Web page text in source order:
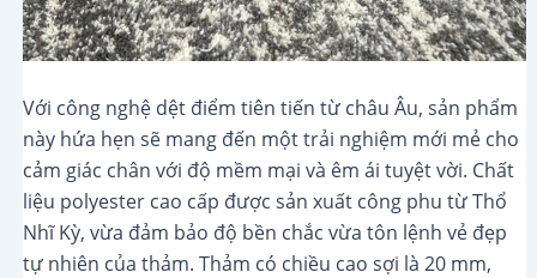
Với công nghệ dệt điểm tiên tiến từ châu Âu, sản phẩm
này hứa hẹn sẽ mang đến một trải nghiệm mới mẻ cho
cảm giác chân với độ mềm mại và êm ái tuyệt vời. Chất
liệu polyester cao cấp được sản xuất công phu từ Thổ
Nhĩ Kỳ, vừa đảm bảo độ bền chắc vừa tôn lệnh vẻ đẹp
tự nhiên của thảm. Thảm có chiều cao sợi là 20 mm,